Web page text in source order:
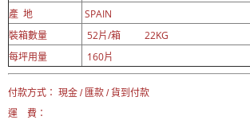
產 地
SPAIN
裝箱數量
52片/箱 22KG
每坪用量
160片
付款方式： 現金 / 匯款 / 貨到付款
運 費：